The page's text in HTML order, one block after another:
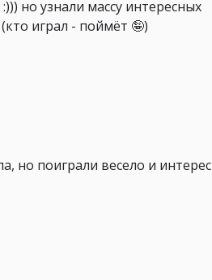
но узнали массу интересных
играл - поймёт 🤪)
но поиграли весело и